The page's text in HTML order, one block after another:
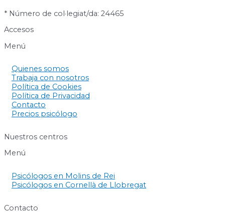
* Número de col·legiat/da: 24465
Accesos
Menú
Quienes somos
Trabaja con nosotros
Política de Cookies
Política de Privacidad
Contacto
Precios psicólogo
Nuestros centros
Menú
Psicólogos en Molins de Rei
Psicólogos en Cornellà de Llobregat
Contacto